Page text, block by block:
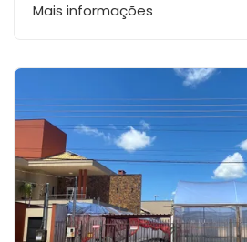
Mais informações